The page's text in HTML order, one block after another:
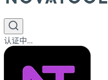
认证中...